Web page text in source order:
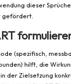
dieser
gefördert.
(spezifisch,
hilft, die
der Zielsetzung